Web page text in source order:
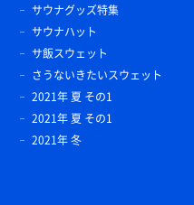
サウナグッズ特集
サウナハット
サ飯スウェット
さうないきたいスウェット
2021年 夏 その1
2021年 夏 その1
2021年 冬